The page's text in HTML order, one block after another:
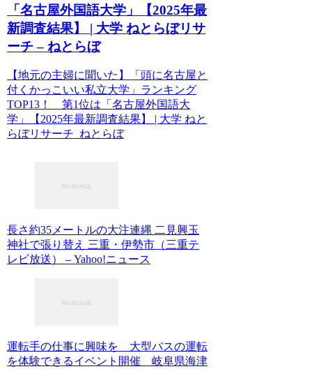
「名古屋外国語大学」【2025年最
新調査結果】 | 大学 ねとらぼリサ
ーチ – ねとらぼ
【地元の主婦に聞いた】「頭に名古屋と
付くかっこいい私立大学」ランキング
TOP13！ 第1位は「名古屋外国語大
学」【2025年最新調査結果】 | 大学 ねと
らぼリサーチ ねとらぼ
長さ約35メートルの大注連縄 二見興玉
神社で張り替え 三重・伊勢市（三重テ
レビ放送） – Yahoo!ニュース
運転手の仕事に興味を 大型バスの運転
を体験できるイベント開催 岐阜県海津